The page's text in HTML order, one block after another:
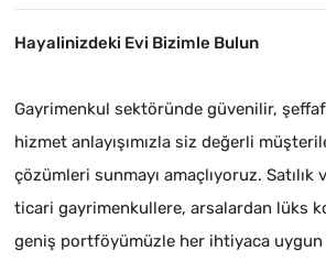
Hayalinizdeki Evi Bizimle Bulun
Gayrimenkul sektöründe güvenilir,
hizmet anlayışımızla siz değerli
çözümleri sunmayı amaçlıyoruz. Satılık
ticari gayrimenkullere, arsalardan lüks
geniş portföyümüzle her ihtiyaca uygun